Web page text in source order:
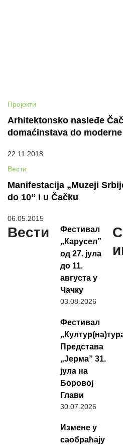
Пројекти
Arhitektonsko nasleđe
domaćinstava do
22.11.2018
Вести
Manifestacija „Muzeji
do 10“ i u Čačku
06.05.2015
Вести
Фестивал
„Карусел”
од 27. јула
до 11.
августа у
Чачку
03.08.2026
Фестивал
Представа
„Јерма” 31.
јула на
Боровој
Глави
30.07.2026
Измене у
саобраћају